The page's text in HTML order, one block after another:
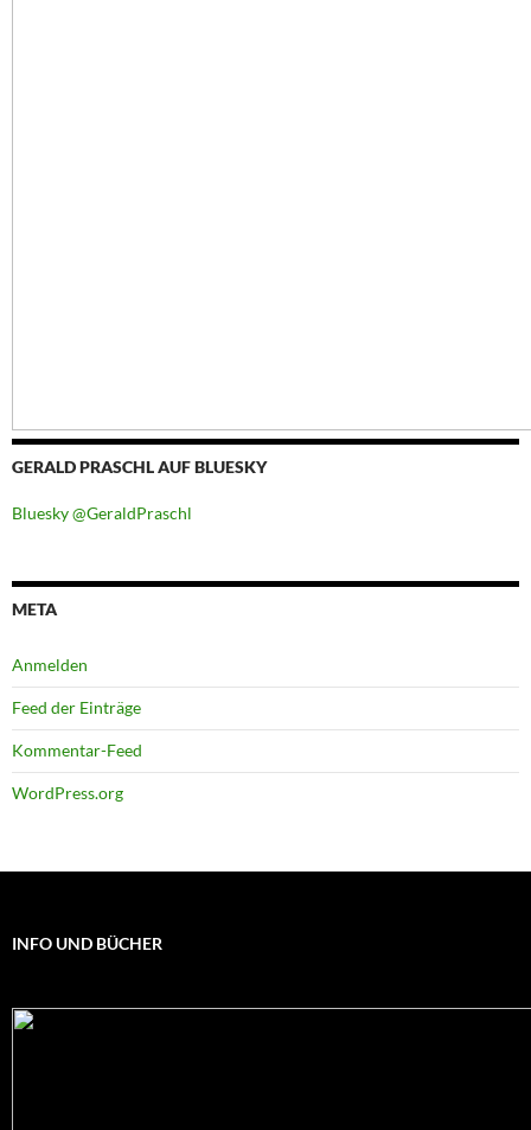
GERALD PRASCHL AUF BLUESKY
Bluesky @GeraldPraschl
META
Anmelden
Feed der Einträge
Kommentar-Feed
WordPress.org
INFO UND BÜCHER